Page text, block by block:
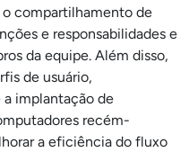
compartilhamento de
e responsabilidades e
da equipe. Além disso,
de usuário,
implantação de
recém-
a eficiência do fluxo